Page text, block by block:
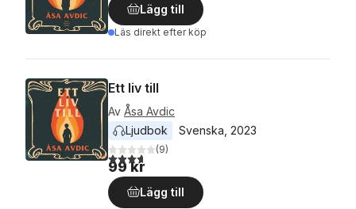
Lägg till
Läs direkt efter köp
Ett liv till
Av Åsa Avdic
Ljudbok
Svenska 2023
3,7utav 5 stjärnor. Totalt antal röster:
(9)
99 kr
Lägg till